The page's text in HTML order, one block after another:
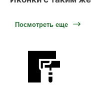
Посмотреть еще